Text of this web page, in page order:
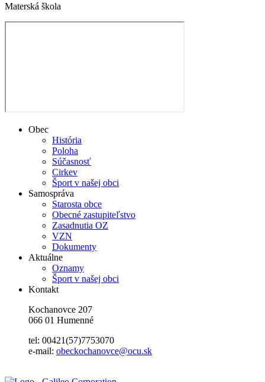
Materská škola
Obec
História
Poloha
Súčasnosť
Cirkev
Šport v našej obci
Samospráva
Starosta obce
Obecné zastupiteľstvo
Zasadnutia OZ
VZN
Dokumenty
Aktuálne
Oznamy
Šport v našej obci
Kontakt
Kochanovce 207
066 01 Humenné
tel: 00421(57)7753070
e-mail: obeckochanovce@ocu.sk